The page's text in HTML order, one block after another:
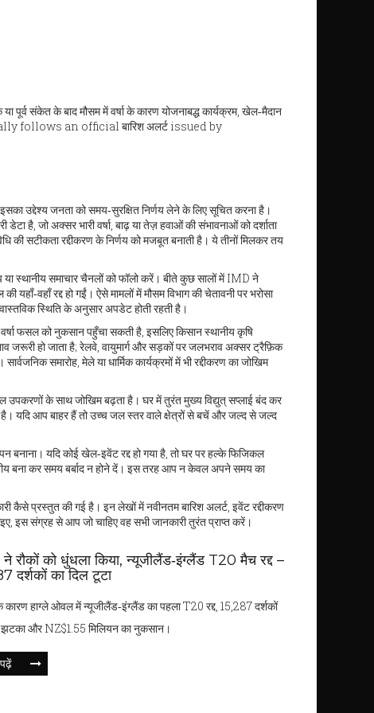
पूर्व संकेत के बाद मौसम में वर्षा के कारण योजनाबद्ध कार्यक्रम, खेल‑मैदान
follows an official बारिश अलर्ट issued by
उद्देश्य जनता को समय‑सुरक्षित निर्णय लेने के लिए सूचित करना है।
डेटा है, जो अक्सर भारी वर्षा, बाढ़ या तेज़ हवाओं की संभावनाओं को दर्शाता
की सटीकता रद्दीकरण के निर्णय को मजबूत बनाती है। ये तीनों मिलकर तय
स्थानीय समाचार चैनलों को फॉलो करें। बीते कुछ सालों में IMD ने
रद्द हो गईं। ऐसे मामलों में मौसम विभाग की चेतावनी पर भरोसा
स्थिति के अनुसार अपडेट होती रहती है।
फसल को नुकसान पहुँचा सकती है, इसलिए किसान स्थानीय कृषि
जरूरी हो जाता है; रेलवे, वायुमार्ग और सड़कों पर जलभराव अक्सर ट्रैफ़िक
समारोह, मेले या धार्मिक कार्यक्रमों में भी रद्दीकरण का जोखिम
उपकरणों के साथ जोखिम बढ़ता है। घर में तुरंत मुख्य विद्युत् सप्लाई बंद कर
है। यदि आप बाहर हैं तो उच्च जल स्तर वाले क्षेत्रों से बचें और जल्द से जल्द
यदि कोई खेल‑इवेंट रद्द हो गया है, तो घर पर हल्के फिजिकल
बना कर समय बर्बाद न होने दें। इस तरह आप न केवल अपने समय का
कैसे प्रस्तुत की गई है। इन लेखों में नवीनतम बारिश अलर्ट, इवेंट रद्दीकरण
इस संग्रह से आप जो चाहिए वह सभी जानकारी तुरंत प्राप्त करें।
ने रौकों को धुंधला किया, न्यूजीलैंड‑इंग्लैंड T20 मैच रद्द –
दर्शकों का दिल टूटा
कारण हाग्ले ओवल में न्यूजीलैंड‑इंग्लैंड का पहला T20 रद्द, 15,287 दर्शकों
और NZ$1.55 मिलियन का नुकसान।